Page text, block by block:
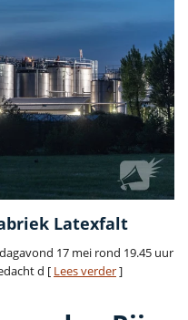
Latexfalt
17 mei rond 19.45 uur
d [ Lees verder]